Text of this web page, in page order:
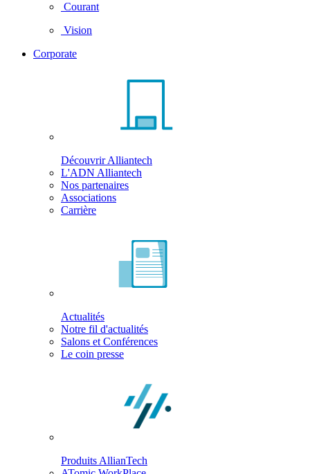
Courant
Vision
Corporate
Découvrir Alliantech
L'ADN Alliantech
Nos partenaires
Associations
Carrière
Actualités
Notre fil d'actualités
Salons et Conférences
Le coin presse
Produits AllianTech